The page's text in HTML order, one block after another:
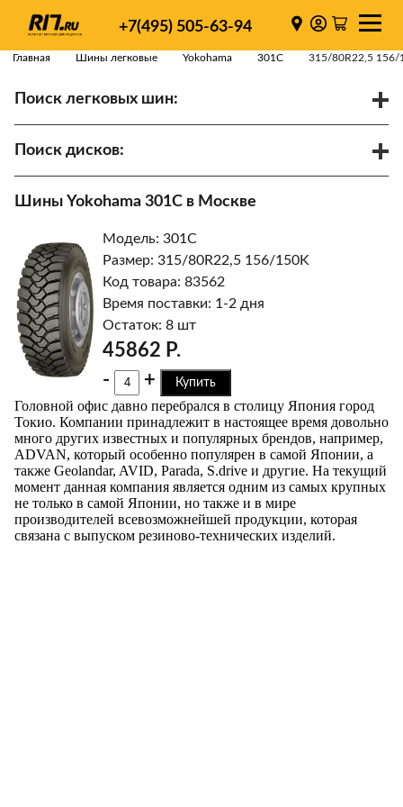
+7(495) 505-63-94
Главная Шины легковые Yokohama 301C 315/80R22,5 156/
Поиск легковых шин:
Поиск дисков:
Найти
Шины Yokohama 301C в Москве
Модель: 301C
Размер: 315/80R22,5 156/150K
Код товара: 83562
Время поставки: 1-2 дня
Остаток: 8 шт
45862 Р.
-
+ Купить
Головной офис давно перебрался в столицу Япония город
Токио. Компании принадлежит в настоящее время довольно
много других известных и популярных брендов, например,
ADVAN, который особенно популярен в самой Японии, а
также Geolandar, AVID, Parada, S.drive и другие. На текущий
момент данная компания является одним из самых крупных
не только в самой Японии, но также и в мире
производителей всевозможнейшей продукции, которая
связана с выпуском резиново-технических изделий.